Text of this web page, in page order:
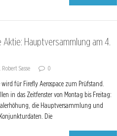
Hauptversammlung am 4.
Robert Sasse 0
wird für Firefly Aerospace zum Prüfstand.
in das Zeitfenster von Montag bis Freitag:
die Hauptversammlung und
Die